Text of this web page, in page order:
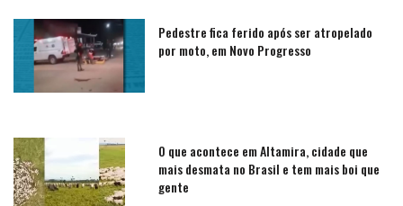
Pedestre fica ferido após ser atropelado
por moto, em Novo Progresso
O que acontece em Altamira, cidade que
mais desmata no Brasil e tem mais boi que
gente